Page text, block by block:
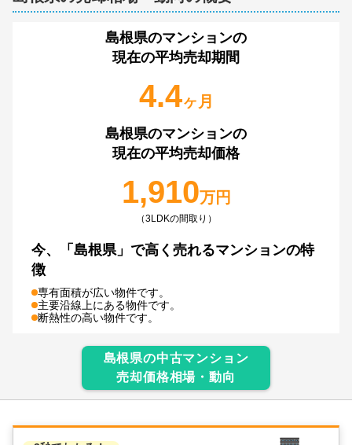
お家の売却を学ぶ島根県のマンションの
現在の平均売却期間
4.4ヶ月
島根県のマンションの
現在の平均売却価格
1,910万円
（3LDKの間取り）
今、 「島根県」で高く売れるマンションの特
徴
専有面積が広い物件です。
主要沿線上にある物件です。
断熱性の高い物件です。
島根県の中古マンション
売却価格相場・動向